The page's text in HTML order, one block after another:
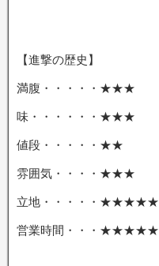
【進撃の歴史】
満腹・・・・・★★★
味・・・・・・★★★
値段・・・・・★★
雰囲気・・・・★★★
立地・・・・・★★★★★
営業時間・・・★★★★★